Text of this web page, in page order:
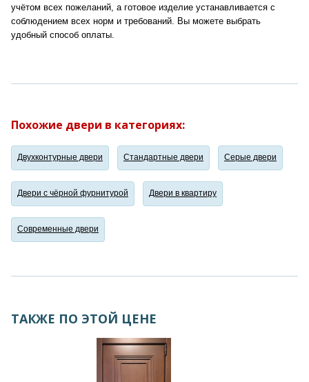
учётом всех пожеланий, а готовое изделие устанавливается с
соблюдением всех норм и требований. Вы можете выбрать
удобный способ оплаты.
Похожие двери в категориях:
Двухконтурные двери Стандартные двери Серые двери
Двери с чёрной фурнитурой Двери в квартиру
Современные двери
ТАКЖЕ ПО ЭТОЙ ЦЕНЕ